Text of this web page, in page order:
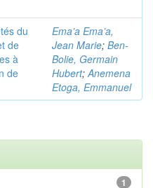
du
de
à
de
Ema’a Ema’a,
Jean Marie; Ben-
Bolie, Germain
Hubert; Anemena
Etoga, Emmanuel
1